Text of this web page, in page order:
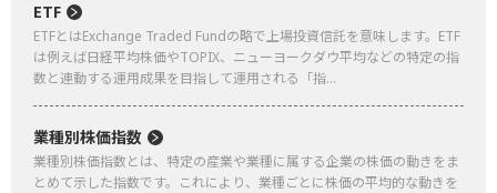
ETF
ETFとはExchange Traded Fundの略で上場投資信託を意味します。ETF
は例えば日経平均株価やTOPIX、ニューヨークダウ平均などの特定の指
数と連動する運用成果を目指して運用される「指...
業種別株価指数
業種別株価指数とは、特定の産業や業種に属する企業の株価の動きをま
とめて示した指数です。これにより、業種ごとに株価の平均的な動きを